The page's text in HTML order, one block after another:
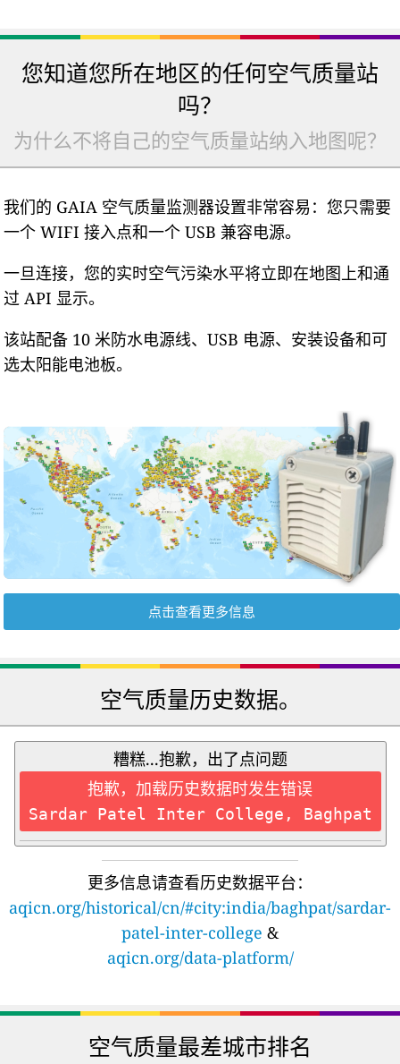
您知道您所在地区的任何空气质量站
吗？
为什么不将自己的空气质量站纳入地图呢？
我们的 GAIA 空气质量监测器设置非常容易：您只需要
一个 WIFI 接入点和一个 USB 兼容电源。
一旦连接，您的实时空气污染水平将立即在地图上和通
过 API 显示。
该站配备 10 米防水电源线、USB 电源、安装设备和可
选太阳能电池板。
点击查看更多信息
空气质量历史数据。
糟糕...抱歉，出了点问题
抱歉，加载历史数据时发生错误
Sardar Patel Inter College, Baghpat
更多信息请查看历史数据平台：
aqicn.org/historical/cn/#city:india/baghpat/sardar-
patel-inter-college &
aqicn.org/data-platform/
空气质量最差城市排名